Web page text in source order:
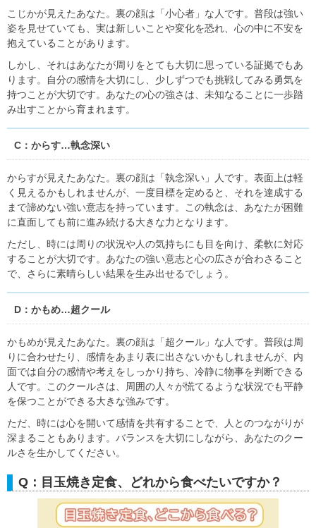
こじかが見えたあなた。裏の顔は「小心者」な人です。普段は強い
姿を見せていても、実は新しいことや変化を恐れ、心の中に不安を
抱えていることがあります。
しかし、それはあなたが周りをとても大切に思っている証拠でもあ
ります。自分の感情を大切にし、少しずつでも挑戦してみる勇気を
持つことが大切です。あなたの心の強さは、未知なることに一歩踏
み出すことから育まれます。
C：からす…執念深い
からすが見えたあなた。裏の顔は「執念深い」人です。表面上は軽
く見えるかもしれませんが、一度目標を定めると、それを達成する
まで諦めない強い意志を持っています。この執念は、あなたが困難
に直面しても前に進み続ける大きな力となります。
ただし、時には周りの状況や人の気持ちにも目を向け、柔軟に対応
することが大切です。あなたの強い意志と心の広さが合わさること
で、さらに素晴らしい結果を生み出せるでしょう。
D：かもめ…超クール
かもめが見えたあなた。裏の顔は「超クール」な人です。普段は周
りに合わせたり、感情をあまり表に出さないかもしれませんが、内
面では自分の感情や考えをしっかり持ち、冷静に物事を判断できる
人です。このクールさは、周囲の人々が慌てるような状況でも平静
を保つことができる大きな強みです。
ただ、時には心を開いて感情を共有することで、人とのつながりが
深まることもあります。バランスを大切にしながら、あなたのクー
ルさを生かしてください。
Q：目玉焼き定食、どれから食べたいですか？